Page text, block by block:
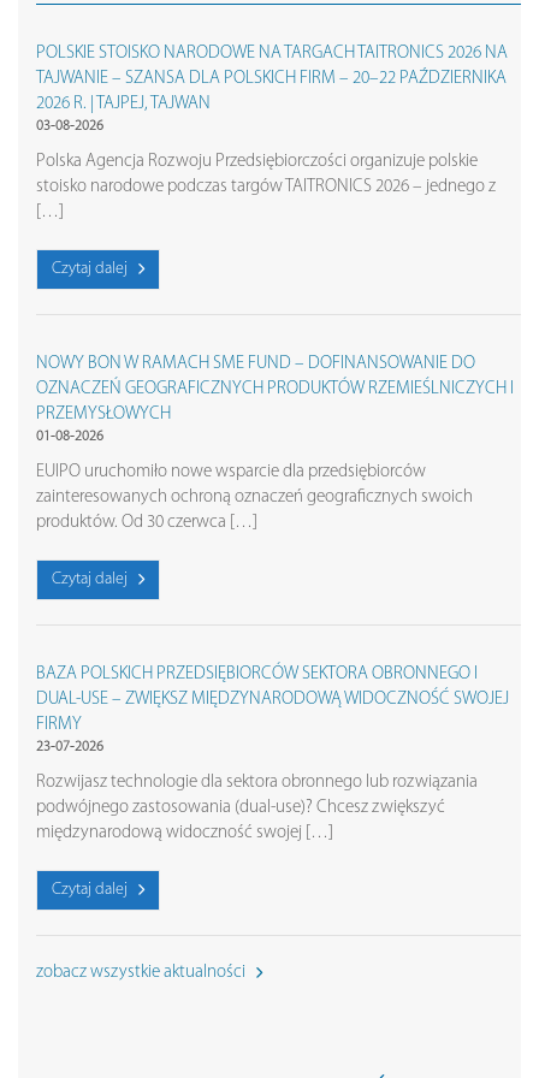
POLSKIE STOISKO NARODOWE NA TARGACH TAITRONICS 2026 NA
TAJWANIE – SZANSA DLA POLSKICH FIRM – 20–22 PAŹDZIERNIKA
2026 R. | TAJPEJ, TAJWAN
03-08-2026
Polska Agencja Rozwoju Przedsiębiorczości organizuje polskie
stoisko narodowe podczas targów TAITRONICS 2026 – jednego z
[…]
Czytaj dalej
NOWY BON W RAMACH SME FUND – DOFINANSOWANIE DO
OZNACZEŃ GEOGRAFICZNYCH PRODUKTÓW RZEMIEŚLNICZYCH I
PRZEMYSŁOWYCH
01-08-2026
EUIPO uruchomiło nowe wsparcie dla przedsiębiorców
zainteresowanych ochroną oznaczeń geograficznych swoich
produktów. Od 30 czerwca […]
Czytaj dalej
BAZA POLSKICH PRZEDSIĘBIORCÓW SEKTORA OBRONNEGO I
DUAL-USE – ZWIĘKSZ MIĘDZYNARODOWĄ WIDOCZNOŚĆ SWOJEJ
FIRMY
23-07-2026
Rozwijasz technologie dla sektora obronnego lub rozwiązania
podwójnego zastosowania (dual-use)? Chcesz zwiększyć
międzynarodową widoczność swojej […]
Czytaj dalej
zobacz wszystkie aktualności